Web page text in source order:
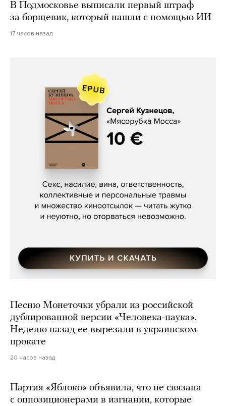
В Подмосковье выписали первый штраф
за борщевик, который нашли с помощью ИИ
17 часов назад
Сергей Кузнецов, «Мясорубка
Песню Монеточки убрали из российской
дублированной версии «Человека-паука».
Неделю назад ее вырезали в украинском
прокате
20 часов назад
Партия «Яблоко» объявила, что не связана
с оппозиционерами в изгнании, которые